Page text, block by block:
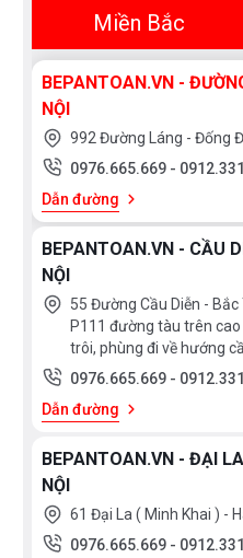
bám trong quá trình sử
+ Toàn bộ mặt ngoài sản
nghệ Nano tĩnh điện
được độ sáng bóng lâu
+ Van đĩa được làm bằng
nước, đĩa sứ điều chỉnh
mặt siêu mịn, chuyển chế
hoạt. Các lỗ xả nước được
cao và dễ dàng vệ sinh
+ Công nghệ Warm spa
hơn nhờ hạn chế việc
giúp ngăn chặn quá trình
nhanh chóng làm ấm cơ
được tích hợp ở sen cây
thích hợp cho những lúc
trước khi ngủ.
Miền Bắc
BEPANTOAN.VN -
NỘI
992 Đường Láng - Đống
0976.665.669 -
Dẫn đường
BEPANTOAN.VN - CẦU
NỘI
55 Đường Cầu Diễn -
P111 đường tàu trên
trôi, phùng đi về hướng
0976.665.669 -
Dẫn đường
BEPANTOAN.VN - ĐẠI
NỘI
61 Đại La ( Minh Khai ) -
0976.665.669 -